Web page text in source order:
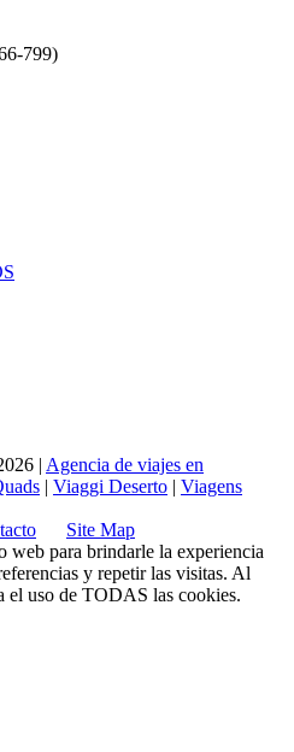
799)
| Agencia de viajes en
| Viaggi Deserto | Viagens
Site Map
web para brindarle la experiencia
y repetir las visitas. Al
el uso de TODAS las cookies.